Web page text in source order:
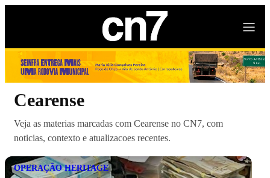
Cearense
Veja as materias marcadas com Cearense no CN7, com
noticias, contexto e atualizacoes recentes.
OPERAÇÃO HERITAGE